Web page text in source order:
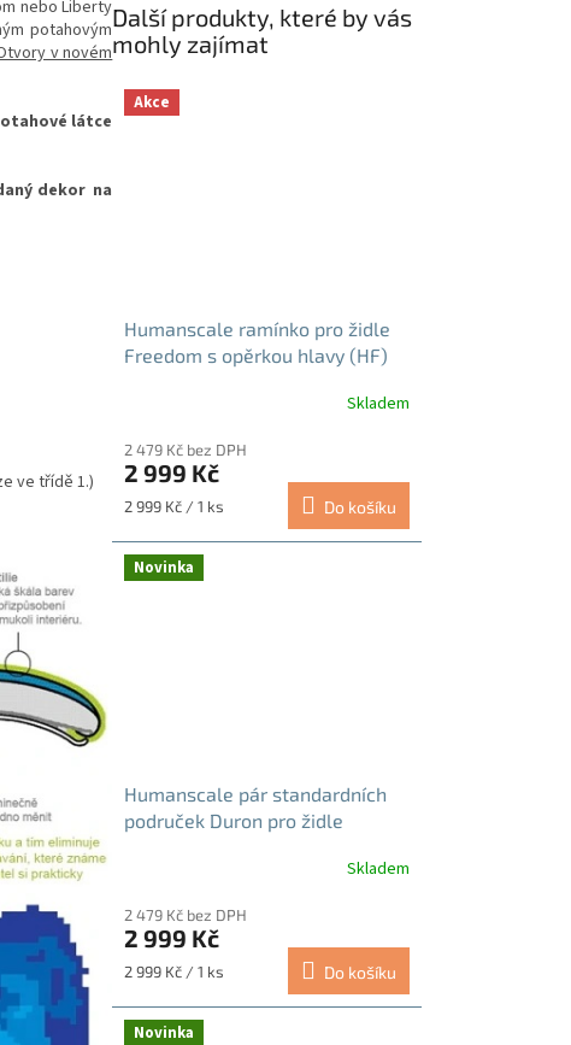
nebo Liberty
potahovým
v novém
látce
dekor na
ve třídě 1.)
Další produkty, které by vás
mohly zajímat
Akce
Humanscale ramínko pro židle
Freedom s opěrkou hlavy (HF)
Skladem
2 479 Kč bez DPH
2 999 Kč
Měrná
2 999 Kč / 1 ks Do košíku
Novinka
Humanscale pár standardních
područek Duron pro židle
Skladem
2 479 Kč bez DPH
2 999 Kč
Měrná
2 999 Kč / 1 ks Do košíku
Novinka